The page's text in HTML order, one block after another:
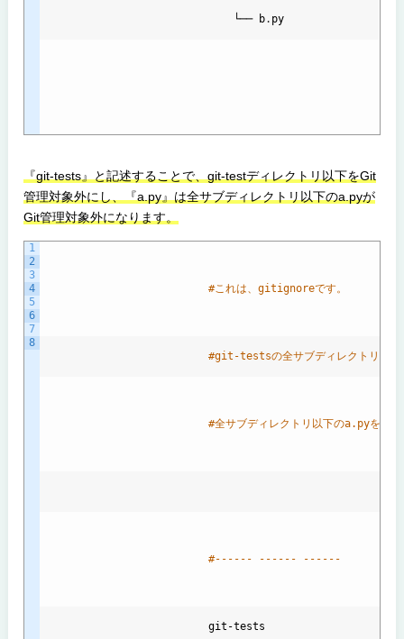
└── b. py
『git-tests』と記述することで、git-testディレクトリ以下をGit
管理対象外にし、『a.py』は全サブディレクトリ以下のa.pyが
Git管理対象外になります。
1
2
3
4
5
6
7
8
#これは、gitignoreです。
#git-testsの全サブディレクトリ以下
#全サブディレクトリ以下のa.pyをGit
#------ ------ ------
git -tests